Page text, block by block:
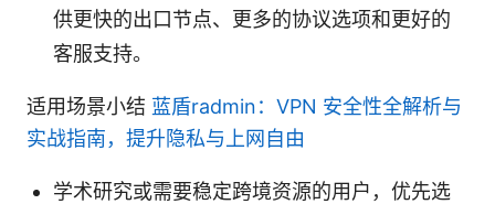
供更快的出口节点、更多的协议选项和更好的
客服支持。
适用场景小结 蓝盾radmin：VPN 安全性全解析与
实战指南，提升隐私与上网自由
学术研究或需要稳定跨境资源的用户，优先选